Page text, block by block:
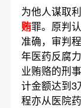
为他人谋取
贿罪。原判
准确，审判
年医药反腐
业贿赂的刑
计金额达到‌3
程亦从医院